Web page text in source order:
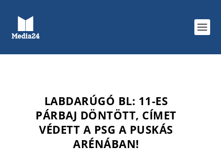
LABDARÚGÓ BL: 11-ES
PÁRBAJ DÖNTÖTT, CÍMET
VÉDETT A PSG A PUSKÁS
ARÉNÁBAN!